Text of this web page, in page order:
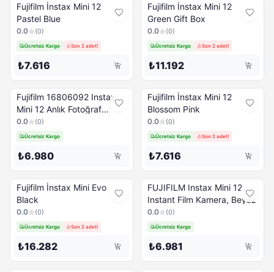
Fujifilm İnstax Mini 12
Pastel Blue
0.0 (0)
Ücretsiz Kargo Son 2 adet!
₺7.616
Fujifilm İnstax Mini 12
Green Gift Box
0.0 (0)
Ücretsiz Kargo Son 2 adet!
₺11.192
Fujifilm 16806092 Instax
Mini 12 Anlık Fotoğraf
Makinesi Mavi
0.0 (0)
Ücretsiz Kargo
₺6.980
Fujifilm İnstax Mini 12
Blossom Pink
0.0 (0)
Ücretsiz Kargo Son 2 adet!
₺7.616
Fujifilm İnstax Mini Evo
Black
0.0 (0)
Ücretsiz Kargo Son 2 adet!
₺16.282
FUJIFILM Instax Mini 12
Instant Film Kamera, Beyaz
0.0 (0)
Ücretsiz Kargo
₺6.981